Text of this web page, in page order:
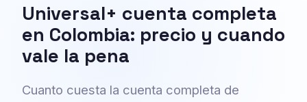
Universal+ cuenta completa
en Colombia: precio y cuando
vale la pena
Cuanto cuesta la cuenta completa de